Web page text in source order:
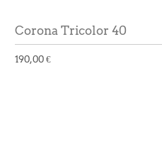
Corona Tricolor 40
190,00 €